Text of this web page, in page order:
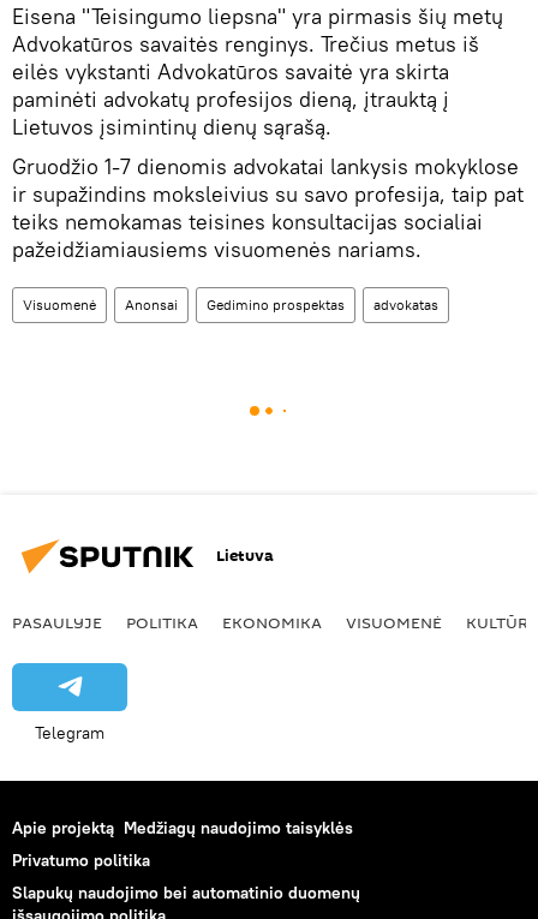
Eisena "Teisingumo liepsna" yra pirmasis šių metų
Advokatūros savaitės renginys. Trečius metus iš
eilės vykstanti Advokatūros savaitė yra skirta
paminėti advokatų profesijos dieną, įtrauktą į
Lietuvos įsimintinų dienų sąrašą.
Gruodžio 1-7 dienomis advokatai lankysis mokyklose
ir supažindins moksleivius su savo profesija, taip pat
teiks nemokamas teisines konsultacijas socialiai
pažeidžiamiausiems visuomenės nariams.
Visuomenė Anonsai Gedimino prospektas advokatas
Lietuva
PASAULYJE POLITIKA EKONOMIKA VISUOMENĖ KULTŪRA
Telegram
Apie projektą Medžiagų naudojimo taisyklės
Privatumo politika
Slapukų naudojimo bei automatinio duomenų